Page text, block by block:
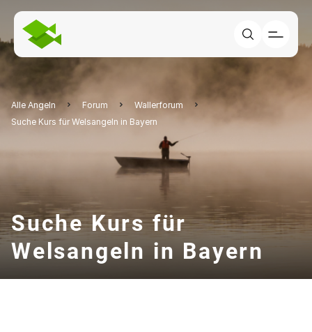
Alle Angeln Forum
Wallerforum
Suche Kurs für Welsangeln in Bayern
Suche Kurs für
Welsangeln in Bayern